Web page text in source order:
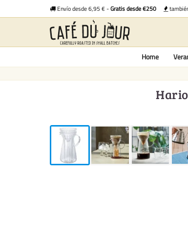
Envío desde 6,95 € -Gratis desde €250
Home